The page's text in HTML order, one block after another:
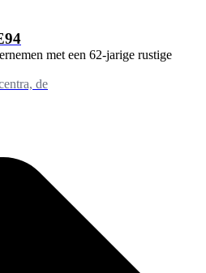
met een 62-jarige rustige
de